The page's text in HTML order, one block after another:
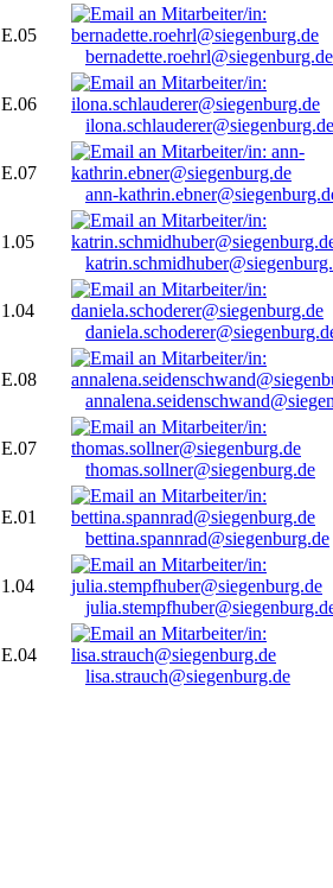
E.05
bernadette.roehrl@siegenburg.de
E.06
ilona.schlauderer@siegenburg.de
E.07
ann-
1.05
1.04
E.08
E.07
thomas.sollner@siegenburg.de
E.01
bettina.spannrad@siegenburg.de
1.04
E.04
lisa.strauch@siegenburg.de